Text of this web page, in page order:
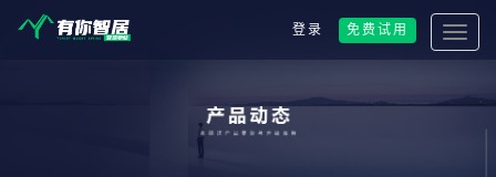
登录 免费试用